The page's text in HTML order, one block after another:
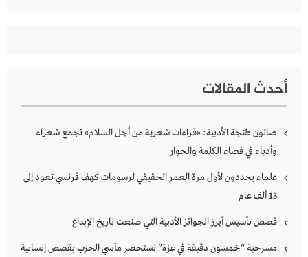
أحدث المقالات
صالون طنجة الأدبية: «قراءات شعرية من أجل السلام» تجمع شعراء
وأدباء في فضاء الكلمة والحوار
علماء يحددون لأول مرة العمر الحقيقي لرسومات كهف فرنسي تعود إلى
13 ألف عام
قصص تأسيس أبرز الجوائز الأدبية التي صنعت تاريخ الإبداع
مسرحية “خمسون دقيقة في غزة” تستحضر مآسي الحرب بقصص إنسانية